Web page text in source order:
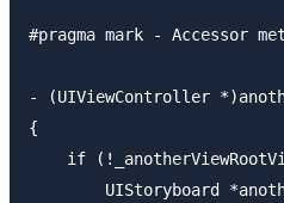
#pragma mark - Accessor
- (UIViewController
{
if
UIStoryboard